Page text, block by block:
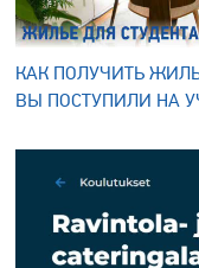
КАК ПОЛУЧИТЬ
ВЫ ПОСТУПИЛИ НА